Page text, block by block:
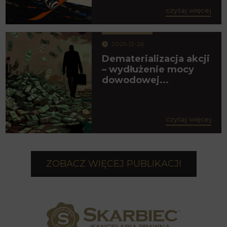
czytaj więcej
2025-12-26
Dematerializacja akcji
– wydłużenie mocy
dowodowej...
czytaj więcej
ZOBACZ WIĘCEJ PUBLIKACJI